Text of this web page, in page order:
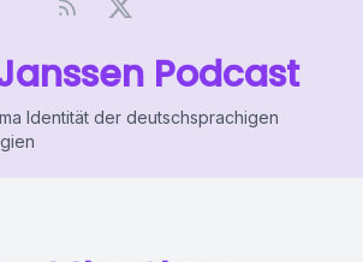
Podcast
Identität der deutschsprachigen